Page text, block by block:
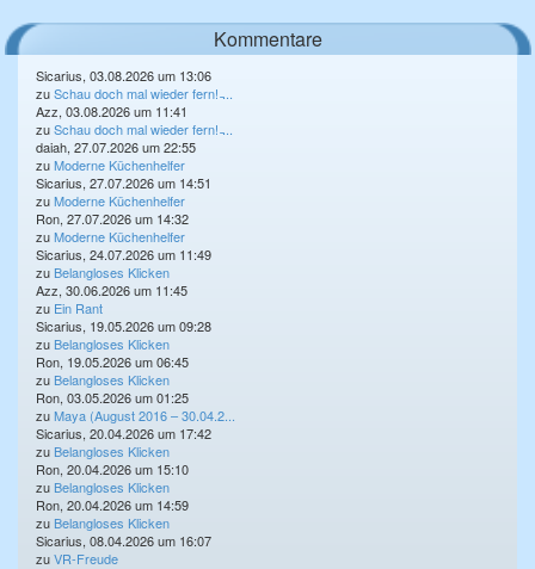
Kommentare
Sicarius, 03.08.2026 um 13:06
zuSchau doch mal wieder fern! ̵...
Azz, 03.08.2026 um 11:41
zuSchau doch mal wieder fern! ̵...
daiah, 27.07.2026 um 22:55
zuModerne Küchenhelfer
Sicarius, 27.07.2026 um 14:51
zuModerne Küchenhelfer
Ron, 27.07.2026 um 14:32
zuModerne Küchenhelfer
Sicarius, 24.07.2026 um 11:49
zu Belangloses Klicken
Azz, 30.06.2026 um 11:45
zu Ein Rant
Sicarius, 19.05.2026 um 09:28
zu Belangloses Klicken
Ron, 19.05.2026 um 06:45
zu Belangloses Klicken
Ron, 03.05.2026 um 01:25
zuMaya (August 2016 – 30.04.2...
Sicarius, 20.04.2026 um 17:42
zu Belangloses Klicken
Ron, 20.04.2026 um 15:10
zu Belangloses Klicken
Ron, 20.04.2026 um 14:59
zu Belangloses Klicken
Sicarius, 08.04.2026 um 16:07
zuVR-Freude